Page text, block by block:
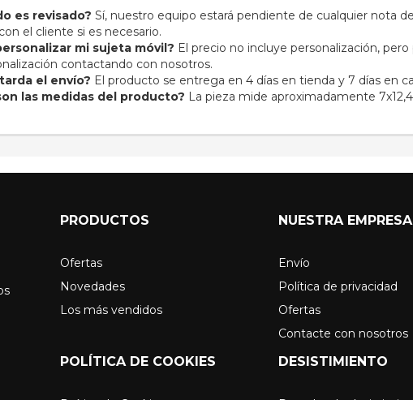
es revisado? Sí, nuestro equipo estará pendiente de cualquier nota
el cliente si es necesario.
mi sujeta móvil? El precio no incluye personalización,
contactando con nosotros.
el envío? El producto se entrega en 4 días en tienda y 7 días en
las medidas del producto? La pieza mide aproximadamente
PRODUCTOS
Ofertas
Novedades
Los más vendidos
NUESTRA EMPRESA
Envío
Política de privacidad
Ofertas
Contacte con nosotros
POLÍTICA DE COOKIES DESISTIMIENTO